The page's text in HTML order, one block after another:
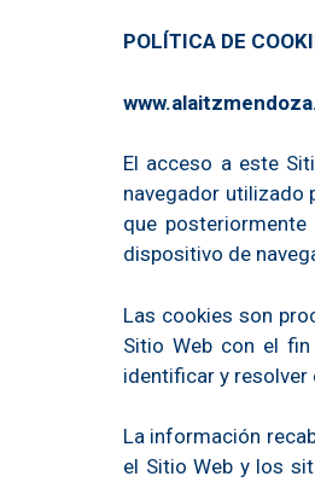
POLÍTICA DE
El acceso a este
navegador utilizado
que
dispositivo de
Las cookies son
Sitio Web con el
identificar y resolver
La información
el Sitio Web y los